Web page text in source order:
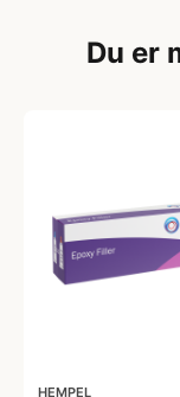
Du er
HEMPEL